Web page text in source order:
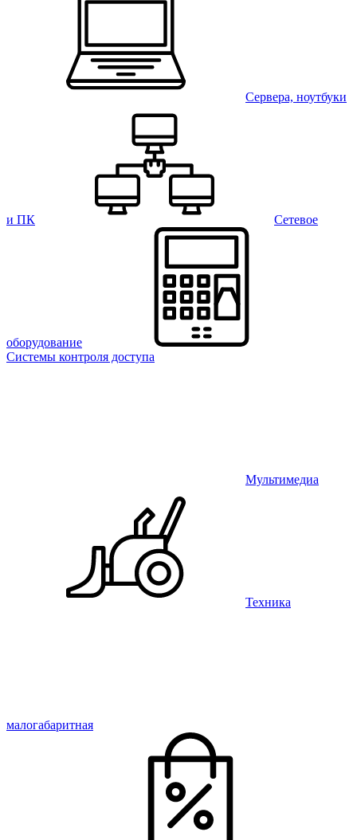
Сервера, ноутбуки
и ПК Сетевое
оборудование
Системы контроля доступа
Мультимедиа
Техника
малогабаритная